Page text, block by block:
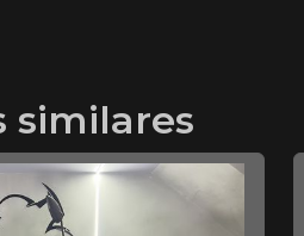
similares